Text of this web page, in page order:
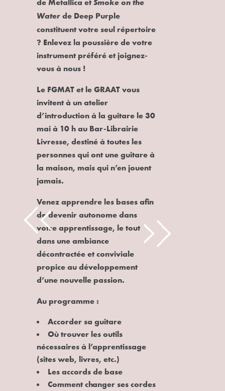
deMetallica etSmoke on the
Water de Deep Purple
constituent votre seul répertoire
? Enlevez la poussière de votre
instrument préféré et joignez-
vous à nous !
Le FGMAT et le GRAAT vous
invitent à un atelier
d’introduction à la guitare le 30
mai à 10 h au Bar-Librairie
Livresse, destiné à toutes les
personnes qui ont une guitare à
la maison, mais qui n’en jouent
jamais.
Venez apprendre les bases afin
de devenir autonome dans
votre apprentissage, le tout
dans une ambiance
décontractée et conviviale
propice au développement
d’une nouvelle passion.
Au programme :
Accorder sa guitare
Où trouver les outils
nécessaires à l’apprentissage
(sites web, livres, etc.)
Les accords de base
Comment changer ses cordes